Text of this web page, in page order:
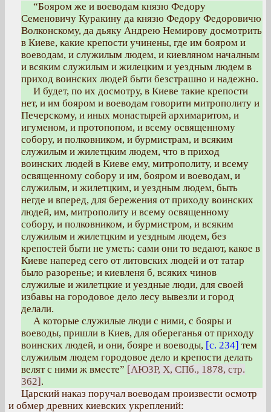
“Бояром же и воеводам князю Федору
Семеновичу Куракину да князю Федору Федоровичю
Волконскому, да дьяку Андрею Немирову досмотрить
в Киеве, какие крепости учинены, где им бояром и
воеводам, и служилым людем, и киевляном началным
и всяким служилым и жилецким и уездным людем в
приход воинских людей быти безстрашно и надежно.
И будет, по их досмотру, в Киеве такие крепости
нет, и им бояром и воеводам говорити митрополиту и
Печерскому, и иных монастырей архимаритом, и
игуменом, и протопопом, и всему освященному
собору, и полковником, и бурмистрам, и всяким
служилым и жилетцким людем, что в приход
воинских людей в Киеве ему, митрополиту, и всему
освященному собору и им, бояром и воеводам, и
служилым, и жилетцким, и уездным людем, быть
негде и вперед, для бережения от приходу воинских
людей, им, митрополиту и всему освященному
собору, и полковником, и бурмистром, и всяким
служилым и жилетцким и уездным людем, без
крепостей быти не уметь: сами они то ведают, какое в
Киеве наперед сего от литовских людей и от татар
было разоренье; и киевленя б, всяких чинов
служилые и жилетцкие и уездные люди, для своей
избавы на городовое дело лесу вывезли и город
делали.
А которые служилые люди с ними, с бояры и
воеводы, пришли в Киев, для обереганья от приходу
воинских людей, и они, бояре и воеводы, [с. 234] тем
служилым людем городовое дело и крепости делать
велят с ними ж вместе” [АЮЗР, X, СПб., 1878, стр.
362].
Царский наказ поручал воеводам произвести осмотр
и обмер древних киевских укреплений: